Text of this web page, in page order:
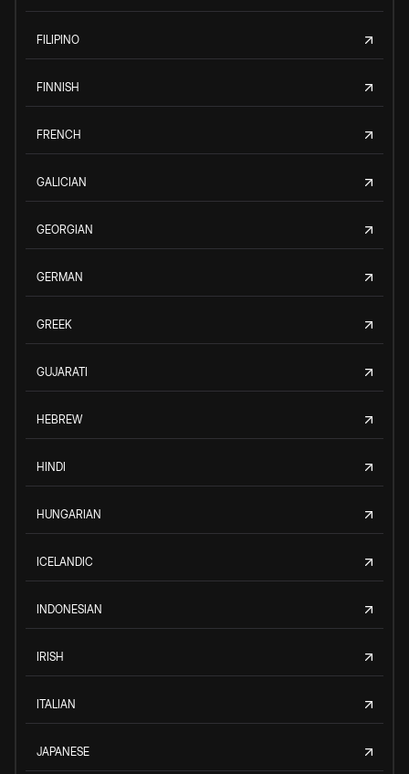
FILIPINO
FINNISH
FRENCH
GALICIAN
GEORGIAN
GERMAN
GREEK
GUJARATI
HEBREW
HINDI
HUNGARIAN
ICELANDIC
INDONESIAN
IRISH
ITALIAN
JAPANESE